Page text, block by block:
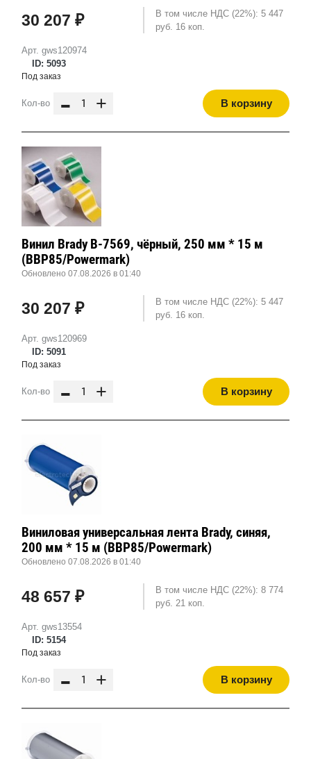
Арт. gws120974
ID: 5093
30 207 ₽
В том числе НДС (22%): 5 447
руб. 16 коп.
Под заказ
Кол-во - + В корзину
Арт. gws120969
ID: 5091
Винил Brady B-7569, чёрный, 250 мм * 15 м
(BBP85/Powermark)
Обновлено 07.08.2026 в 01:40
30 207 ₽
В том числе НДС (22%): 5 447
руб. 16 коп.
Под заказ
Кол-во - + В корзину
Арт. gws13554
ID: 5154
Виниловая универсальная лента Brady, синяя,
200 мм * 15 м (BBP85/Powermark)
Обновлено 07.08.2026 в 01:40
48 657 ₽
В том числе НДС (22%): 8 774
руб. 21 коп.
Под заказ
Кол-во - + В корзину